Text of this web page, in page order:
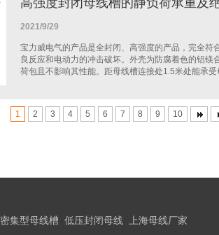
2021/9/29
宝力威电气的产品是全封闭、高强度的产品，完全
良反应和电动力的冲击破坏。外壳为防腐着色的铝
荷包且不影响其性能。距母线槽连接处1.5米处能承受
1 2 3 4 5 6 7 8 9 10
密集型母线槽 低压封闭母线
上海母线厂家